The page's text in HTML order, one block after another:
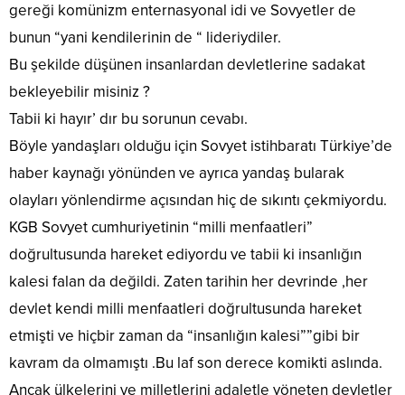
gereği komünizm enternasyonal idi ve Sovyetler de
bunun “yani kendilerinin de “ lideriydiler.
Bu şekilde düşünen insanlardan devletlerine sadakat
bekleyebilir misiniz ?
Tabii ki hayır’ dır bu sorunun cevabı.
Böyle yandaşları olduğu için Sovyet istihbaratı Türkiye’de
haber kaynağı yönünden ve ayrıca yandaş bularak
olayları yönlendirme açısından hiç de sıkıntı çekmiyordu.
KGB Sovyet cumhuriyetinin “milli menfaatleri”
doğrultusunda hareket ediyordu ve tabii ki insanlığın
kalesi falan da değildi. Zaten tarihin her devrinde ,her
devlet kendi milli menfaatleri doğrultusunda hareket
etmişti ve hiçbir zaman da “insanlığın kalesi””gibi bir
kavram da olmamıştı .Bu laf son derece komikti aslında.
Ancak ülkelerini ve milletlerini adaletle yöneten devletler